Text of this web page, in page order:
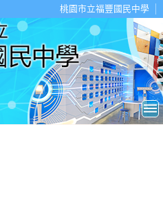
桃園市立福豐國民中學